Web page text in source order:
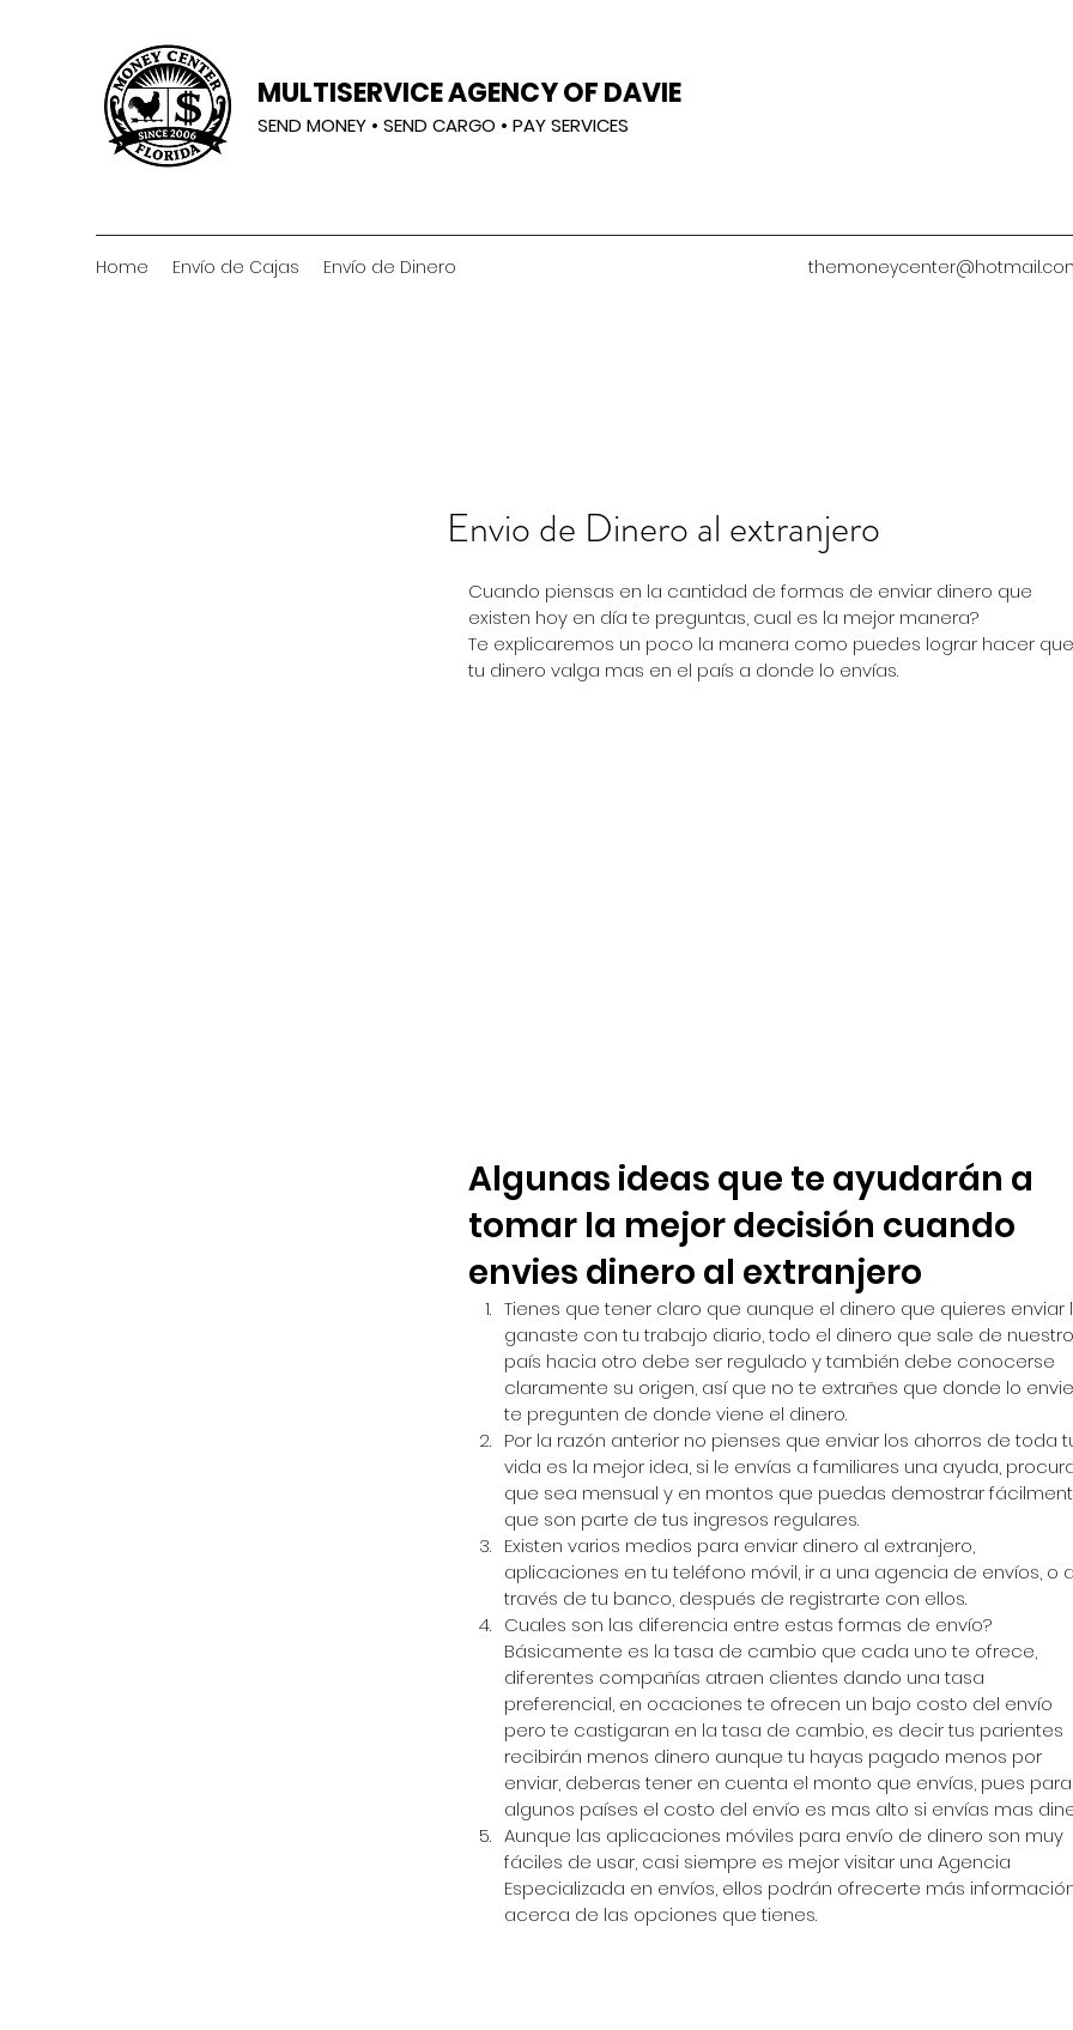
MULTISERVICE AGENCY OF DAVIE
SEND MONEY • SEND CARGO • PAY SERVICES
Home Envío de Cajas Envío de Dinero
March
April 2018
Tags
Envio de Dinero al extranjero
Cuando piensas en la cantidad de formas de enviar dinero que
existen hoy en día te preguntas, cual es la mejor manera?
Te explicaremos un poco la manera como puedes lograr hacer que
tu dinero valga mas en el país a donde lo envías.
Algunas ideas que te ayudarán a
tomar la mejor decisión cuando
envies dinero al extranjero
Tienes que tener claro que aunque el dinero que quieres enviar
ganaste con tu trabajo diario, todo el dinero que sale de nuestro
país hacia otro debe ser regulado y también debe conocerse
claramente su origen, así que no te extrañes que donde lo
te pregunten de donde viene el dinero.
Por la razón anterior no pienses que enviar los ahorros de toda
vida es la mejor idea, si le envías a familiares una ayuda,
que sea mensual y en montos que puedas demostrar
que son parte de tus ingresos regulares.
Existen varios medios para enviar dinero al extranjero,
aplicaciones en tu teléfono móvil, ir a una agencia de envíos, o a
través de tu banco, después de registrarte con ellos.
Cuales son las diferencia entre estas formas de envío?
Básicamente es la tasa de cambio que cada uno te ofrece,
diferentes compañías atraen clientes dando una tasa
preferencial, en ocaciones te ofrecen un bajo costo del envío
pero te castigaran en la tasa de cambio, es decir tus parientes
recibirán menos dinero aunque tu hayas pagado menos por
enviar, deberas tener en cuenta el monto que envías, pues para
algunos países el costo del envío es mas alto si envías mas
Aunque las aplicaciones móviles para envío de dinero son muy
fáciles de usar, casi siempre es mejor visitar una Agencia
Especializada en envíos, ellos podrán ofrecerte más
acerca de las opciones que tienes.